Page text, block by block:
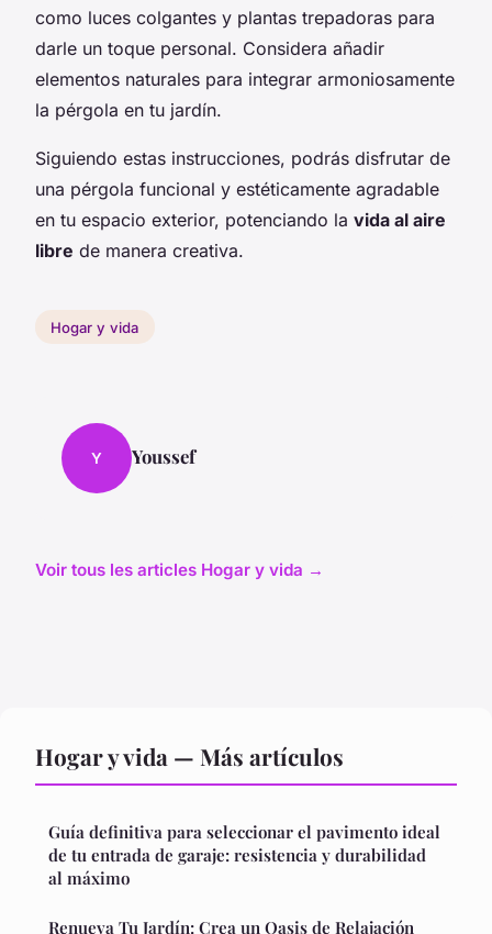
como luces colgantes y plantas trepadoras para
darle un toque personal. Considera añadir
elementos naturales para integrar armoniosamente
la pérgola en tu jardín.
Siguiendo estas instrucciones, podrás disfrutar de
una pérgola funcional y estéticamente agradable
en tu espacio exterior, potenciando la vida al aire
libre de manera creativa.
Hogar y vida
Y Youssef
Voir tous les articles Hogar y vida →
Hogar y vida — Más artículos
Guía definitiva para seleccionar el pavimento ideal
de tu entrada de garaje: resistencia y durabilidad
al máximo
Renueva Tu Jardín: Crea un Oasis de Relajación